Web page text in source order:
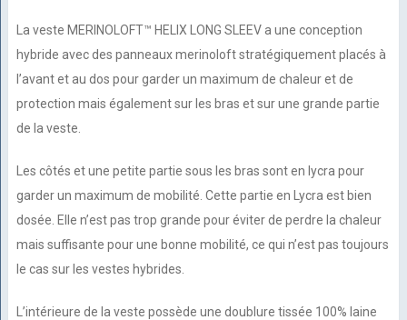
La veste MERINOLOFT™ HELIX LONG SLEEV a une conception
hybride avec des panneaux merinoloft stratégiquement placés à
l’avant et au dos pour garder un maximum de chaleur et de
protection mais également sur les bras et sur une grande partie
de la veste.
Les côtés et une petite partie sous les bras sont en lycra pour
garder un maximum de mobilité. Cette partie en Lycra est bien
dosée. Elle n’est pas trop grande pour éviter de perdre la chaleur
mais suffisante pour une bonne mobilité, ce qui n’est pas toujours
le cas sur les vestes hybrides.
L’intérieure de la veste possède une doublure tissée 100% laine